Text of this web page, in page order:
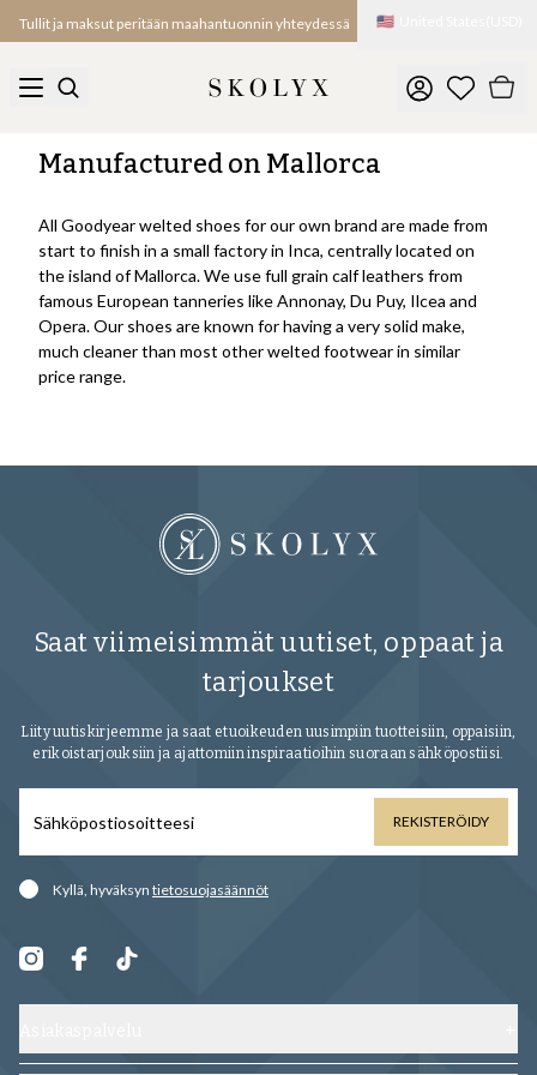
Tullit ja maksut peritään maahantuonnin yhteydessä 🇺🇸
Manufactured on Mallorca
All Goodyear welted shoes for our own brand are made from
start to finish in a small factory in Inca, centrally located on
the island of Mallorca. We use full grain calf leathers from
famous European tanneries like Annonay, Du Puy, Ilcea and
Opera. Our shoes are known for having a very solid make,
much cleaner than most other welted footwear in similar
price range.
Saat viimeisimmät uutiset, oppaat ja
tarjoukset
Liity uutiskirjeemme ja saat etuoikeuden uusimpiin tuotteisiin, oppaisiin,
erikoistarjouksiin ja ajattomiin inspiraatioihin suoraan sähköpostiisi.
REKISTERÖIDY
Kyllä, hyväksyn tietosuojasäännöt
Ota yhteyttä